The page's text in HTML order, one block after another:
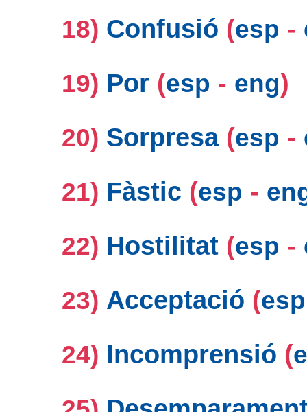
18) Confusió (esp -
19) Por (esp - eng)
20) Sorpresa (esp -
21) Fàstic (esp -
22) Hostilitat (esp -
23) Acceptació (esp
24) Incomprensió (